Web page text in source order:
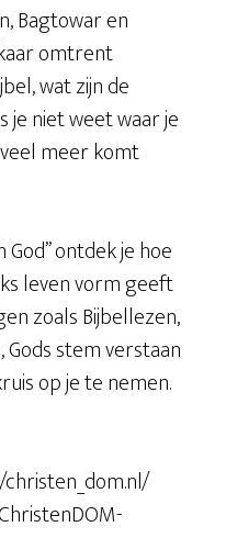
Bagtowar en
omtrent
wat zijn de
je niet weet waar je
meer komt
ontdek je hoe
leven vorm geeft
zoals Bijbellezen,
stem verstaan
op je te nemen.